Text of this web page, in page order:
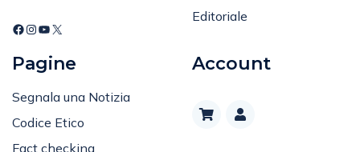
Editoriale
Pagine
Segnala una Notizia
Codice Etico
Fact checking
Account